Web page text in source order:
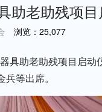
助老助残项
浏览： 25,077
具助老助残项目启
等出席。